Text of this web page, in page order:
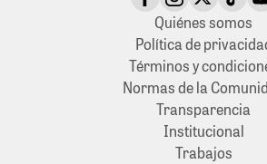
Quiénes somos
Política de
Términos y
Normas de la
Transparencia
Institucional
Trabajos